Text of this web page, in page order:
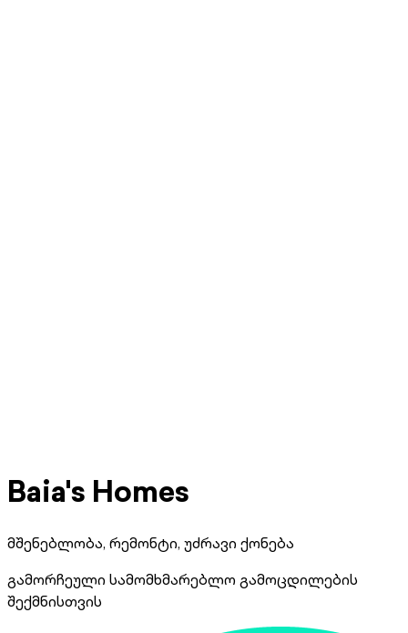
Baia's Homes
მშენებლობა, რემონტი, უძრავი ქონება
გამორჩეული სამომხმარებლო გამოცდილების
შექმნისთვის